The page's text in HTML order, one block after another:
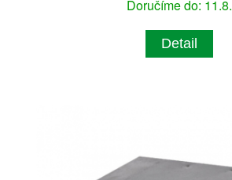
Doručíme do: 11.8.
Detail